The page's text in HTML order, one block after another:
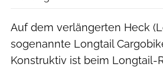
Auf dem verlängerten Heck
sogenannte Longtail
Konstruktiv ist beim Longtail-